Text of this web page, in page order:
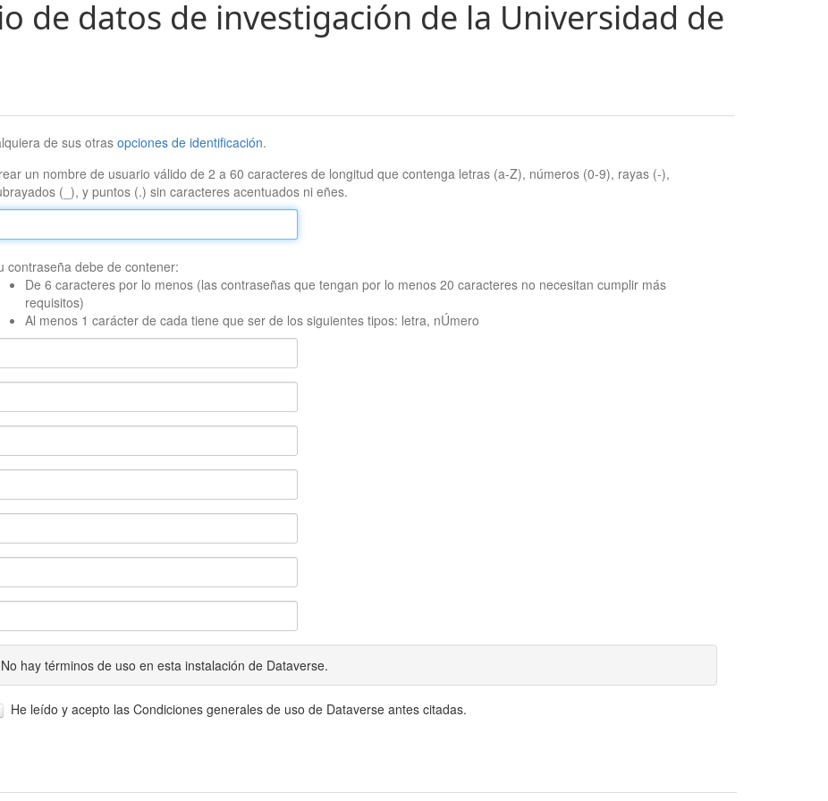
de datos de investigación de la Universidad de
de sus otrasopciones de identificación.
un nombre de usuario válido de 2 a 60 caracteres de longitud que contenga letras (a-Z), números (0-9), rayas (-),
(_), y puntos (.) sin caracteres acentuados ni eñes.
contraseña debe de contener:
De 6 caracteres por lo menos (las contraseñas que tengan por lo menos 20 caracteres no necesitan cumplir más
requisitos)
Al menos 1 carácter de cada tiene que ser de los siguientes tipos: letra, nÚmero
No hay términos de uso en esta instalación de Dataverse.
He leído y acepto las Condiciones generales de uso de Dataverse antes citadas.